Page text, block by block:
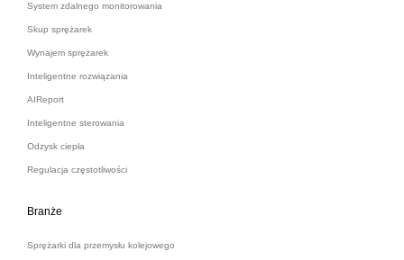
System zdalnego monitorowania
Skup sprężarek
Wynajem sprężarek
Inteligentne rozwiązania
AIReport
Inteligentne sterowania
Odzysk ciepła
Regulacja częstotliwości
Branże
Sprężarki dla przemysłu kolejowego